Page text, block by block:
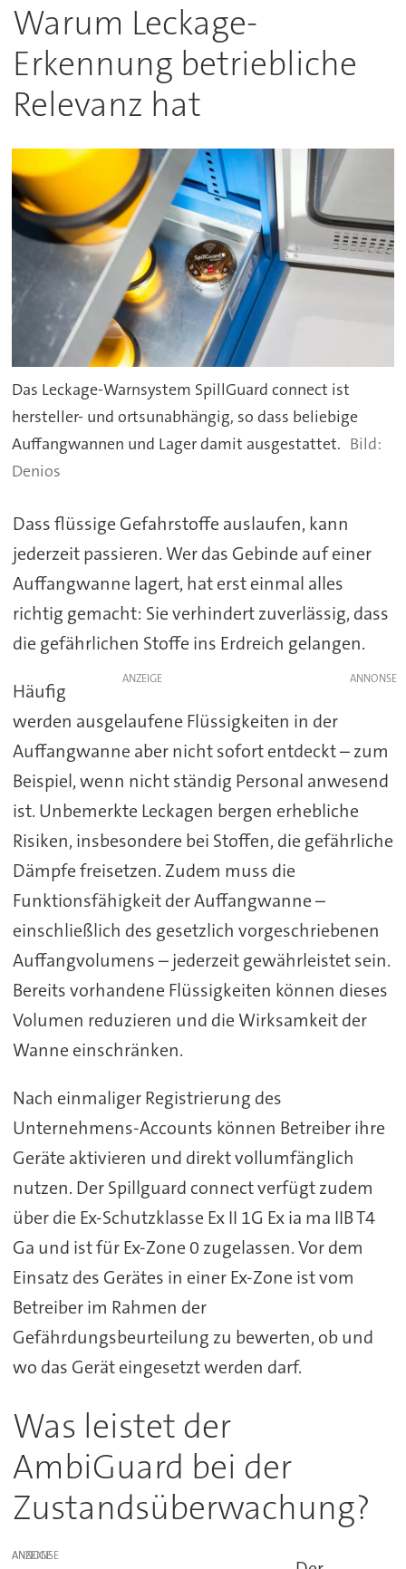
Warum Leckage-
Erkennung betriebliche
Relevanz hat
Das Leckage-Warnsystem SpillGuard connect ist
hersteller- und ortsunabhängig, so dass beliebige
Auffangwannen und Lager damit ausgestattet.
Denios
Dass flüssige Gefahrstoffe auslaufen, kann
jederzeit passieren. Wer das Gebinde auf einer
Auffangwanne lagert, hat erst einmal alles
richtig gemacht: Sie verhindert zuverlässig, dass
die gefährlichen Stoffe ins Erdreich gelangen.
ANZEIGE
Häufig
werden ausgelaufene Flüssigkeiten in der
Auffangwanne aber nicht sofort entdeckt – zum
Beispiel, wenn nicht ständig Personal anwesend
ist. Unbemerkte Leckagen bergen erhebliche
Risiken, insbesondere bei Stoffen, die gefährliche
Dämpfe freisetzen. Zudem muss die
Funktionsfähigkeit der Auffangwanne –
einschließlich des gesetzlich vorgeschriebenen
Auffangvolumens – jederzeit gewährleistet sein.
Bereits vorhandene Flüssigkeiten können dieses
Volumen reduzieren und die Wirksamkeit der
Wanne einschränken.
Nach einmaliger Registrierung des
Unternehmens-Accounts können Betreiber ihre
Geräte aktivieren und direkt vollumfänglich
nutzen. Der Spillguard connect verfügt zudem
über die Ex-Schutzklasse Ex II 1G Ex ia ma IIB T4
Ga und ist für Ex-Zone 0 zugelassen. Vor dem
Einsatz des Gerätes in einer Ex-Zone ist vom
Betreiber im Rahmen der
Gefährdungsbeurteilung zu bewerten, ob und
wo das Gerät eingesetzt werden darf.
Was leistet der
AmbiGuard bei der
Zustandsüberwachung?
ANZEIGE